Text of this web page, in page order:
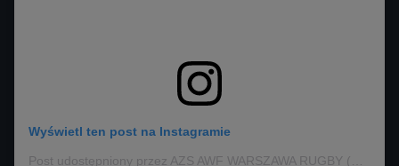
Wyświetl ten post na Instagramie